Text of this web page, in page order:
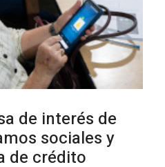
laboral para
de